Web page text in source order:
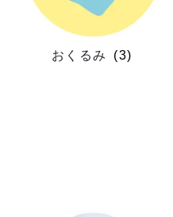
おくるみ (3)